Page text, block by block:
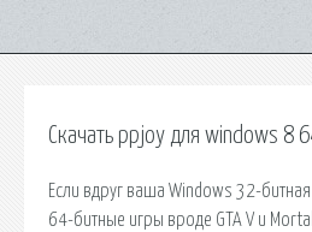
Скачать ppjoy для windows 8
Если вдруг ваша Windows 32-битная
64-битные игры вроде GTA V и